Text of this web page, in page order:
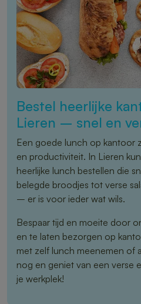
Bestel heerlijke
Lieren – snel en
Een goede lunch op kantoor
en productiviteit. In Lieren
heerlijke lunch bestellen die
belegde broodjes tot verse
– er is voor ieder wat wils.
Bespaar tijd en moeite door
en te laten bezorgen op
met zelf lunch meenemen of
nog en geniet van een verse
je werkplek!